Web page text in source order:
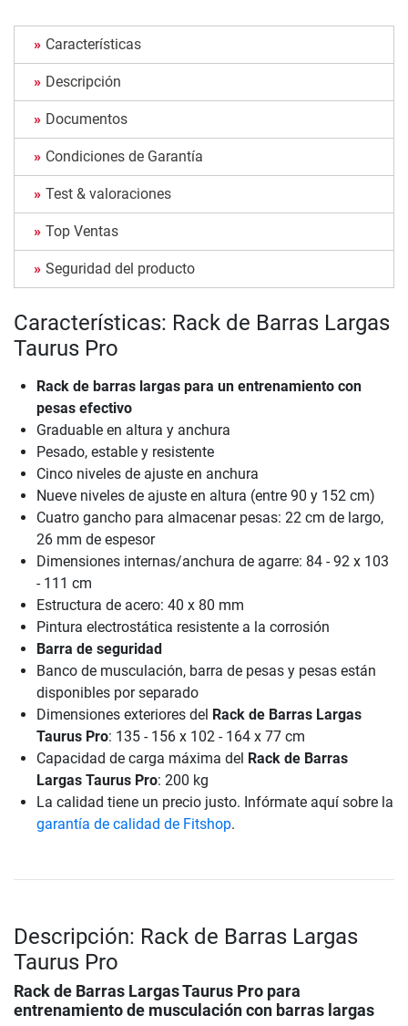
Características
Descripción
Documentos
Condiciones de Garantía
Test & valoraciones
Top Ventas
Seguridad del producto
Características: Rack de Barras Largas
Taurus Pro
Rack de barras largas para un entrenamiento con
pesas efectivo
Graduable en altura y anchura
Pesado, estable y resistente
Cinco niveles de ajuste en anchura
Nueve niveles de ajuste en altura (entre 90 y 152 cm)
Cuatro gancho para almacenar pesas: 22 cm de largo,
26 mm de espesor
Dimensiones internas/anchura de agarre: 84 - 92 x 103
- 111 cm
Estructura de acero: 40 x 80 mm
Pintura electrostática resistente a la corrosión
Barra de seguridad
Banco de musculación, barra de pesas y pesas están
disponibles por separado
Dimensiones exteriores del Rack de Barras Largas
Taurus Pro: 135 - 156 x 102 - 164 x 77 cm
Capacidad de carga máxima del Rack de Barras
Largas Taurus Pro: 200 kg
La calidad tiene un precio justo. Infórmate aquí sobre la
garantía de calidad de Fitshop.
Descripción: Rack de Barras Largas
Taurus Pro
Rack de Barras Largas Taurus Pro para
entrenamiento de musculación con barras largas